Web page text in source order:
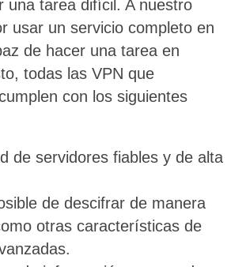
una tarea difícil. A nuestro
usar un servicio completo en
de hacer una tarea en
todas las VPN que
con los siguientes
de servidores fiables y de alta
de descifrar de manera
otras características de